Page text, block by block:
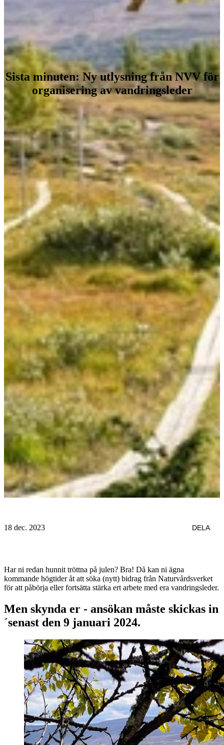
Sista minuten: Ny utlysning från NVV för
organisering av vandringsleder
18 dec. 2023 DELA
Har ni redan hunnit tröttna på julen? Bra! Då kan ni ägna
kommande högtider åt att söka (nytt) bidrag från Naturvårdsverket
för att påbörja eller fortsätta stärka ert arbete med era vandringsleder.
Men skynda er - ansökan måste skickas in
´senast den 9 januari 2024.